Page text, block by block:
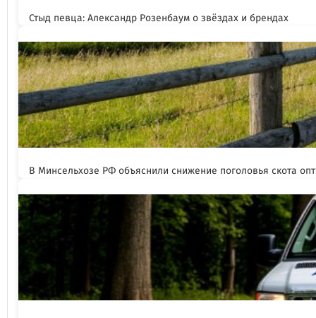
Стыд певца: Александр Розенбаум о звёздах и брендах
В Минсельхозе РФ объяснили снижение поголовья скота